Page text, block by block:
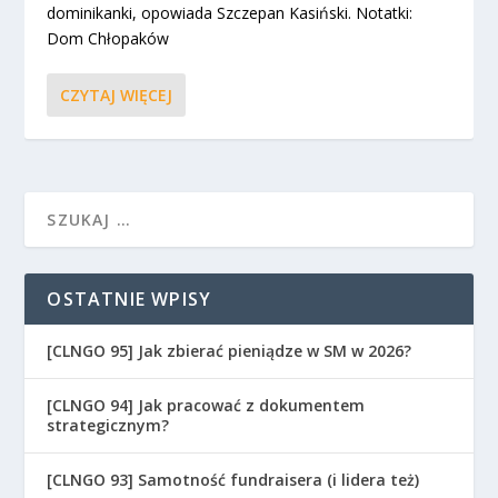
dominikanki, opowiada Szczepan Kasiński. Notatki:
Dom Chłopaków
CZYTAJ WIĘCEJ
OSTATNIE WPISY
[CLNGO 95] Jak zbierać pieniądze w SM w 2026?
[CLNGO 94] Jak pracować z dokumentem
strategicznym?
[CLNGO 93] Samotność fundraisera (i lidera też)